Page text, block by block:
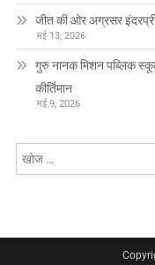
जीत की ओर अग्रसर
मई 13, 2026
गुरु नानक मिशन पब्लिक
कीर्तिमान
मई 9, 2026